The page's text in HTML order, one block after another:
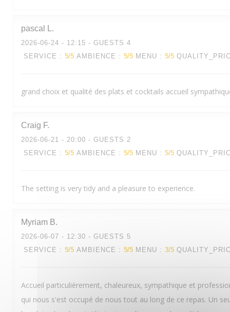
pascal L
2026-06-24 - 12:15 - GUESTS 4
SERVICE : 5/5 AMBIENCE : 5/5 MENU : 5/5
grand choix et qualité des plats et cocktails accueil
Craig F
2026-06-21 - 20:00 - GUESTS 2
SERVICE : 5/5 AMBIENCE : 5/5 MENU : 5/5
The setting is very tidy and a pleasure to experience.
Myriam B
2026-06-07 - 12:30 - GUESTS 5
SERVICE : 5/5 AMBIENCE : 5/5 MENU : 3/5
Accueil particulièrement, chaleureux, sympathique et
qui nous s'est occupé de nous tout au long de ce repas. Un